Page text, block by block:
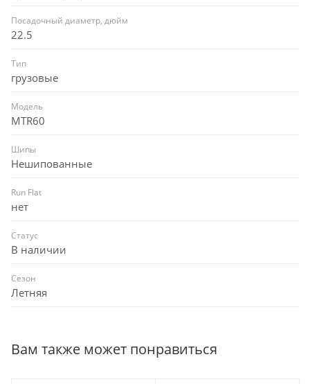
Посадочный диаметр, дюйм
22.5
Тип
грузовые
Модель
MTR60
Шипы
Нешипованные
Run Flat
нет
Статус
В наличии
Сезон
Летняя
Вам также может понравиться